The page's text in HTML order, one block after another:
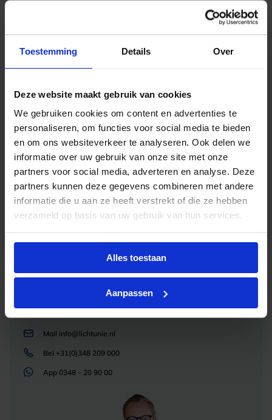
Toestemming Details Over
Deze website maakt gebruik van cookies
We gebruiken cookies om content en advertenties te
personaliseren, om functies voor social media te bieden
en om ons websiteverkeer te analyseren. Ook delen we
informatie over uw gebruik van onze site met onze
partners voor social media, adverteren en analyse. Deze
partners kunnen deze gegevens combineren met andere
informatie die u aan ze heeft verstrekt of die ze hebben
verzameld op basis van uw gebruik van hun services.
Alles toestaan
Aanpassen
Weda HE LED Railspot 3-Fase 11W 1650lm 3000K
Deze Weda HE LED railspot biedt een bredere
lichtspreiding met een 65° lichthoek, ideaal voor
warm witte lichtkleur van 3000K, 11W vermogen en
voor algemene verlichting. De hoge CRI90 en de
glare ring zorgen voor een comfortabele en
natuurlijke lichtbeleving.
Advies of hulp nodig?
Heb je advies nodig of ben je op zoek naar
een alternatieve oplossing? Onze lichtexperts
helpen je graag met professioneellichtadvies
en zorgen voor de juiste licht oplossing. Aarzel
niet om contact met ons op te nemen.
Mail info@lichtunie.nl
Bel +31(0)348 209 000
App 0348 – 20 90 00